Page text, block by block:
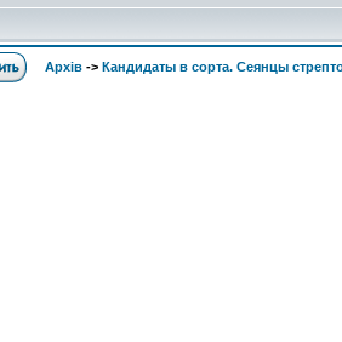
Архів -> Кандидаты в сорта. Сеянцы